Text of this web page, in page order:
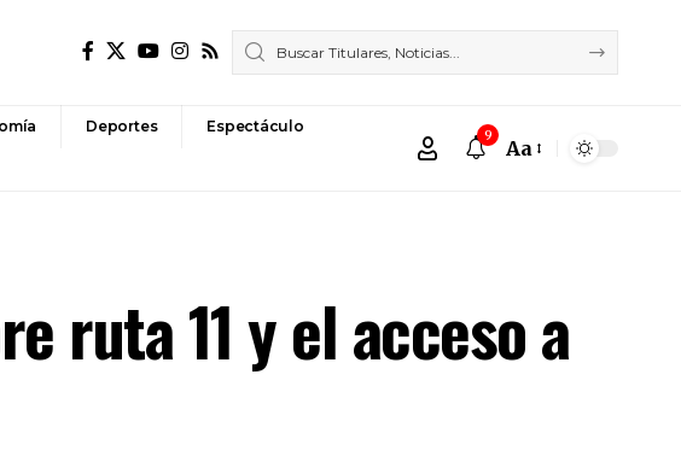
Deportes Espectáculo 9
Font
Aa
ruta 11 y el acceso a